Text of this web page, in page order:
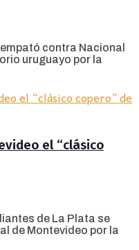
contra Nacional
uruguayo por la
el “clásico
de La Plata se
de Montevideo por la